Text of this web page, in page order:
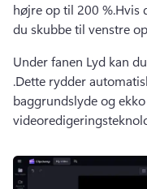
højre op til 200 %.Hvis
du skubbe til venstre
Under fanen Lyd kan
.Dette rydder
baggrundslyde og